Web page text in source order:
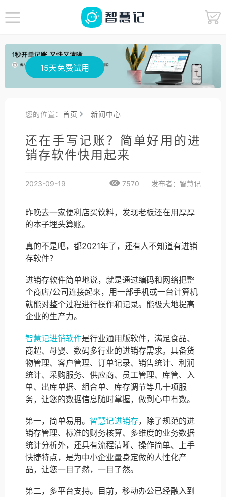
15天免费试用
您的位置：首页 新闻中心
还在手写记账？简单好用的进
销存软件快用起来
2023-09-19 7570 发布者：智慧记
昨晚去一家便利店买饮料，发现老板还在用厚厚
的本子埋头算账。
真的不是吧，都2021年了，还有人不知道有进销
存软件？
进销存软件简单地说，就是通过编码和网络把整
个商店/公司连接起来，用一部手机或一台计算机
就能对整个过程进行操作和记录。能极大地提高
企业的生产力。
智慧记进销软件是行业通用版软件，满足食品、
商超、母婴、数码多行业的进销存需求。具备货
物管理、客户管理、订单记录、销售统计、利润
统计、采购服务、供应商、员工管理、库管、入
单、出库单据、组合单、库存调节等几十项服
务，让您的数据信息随时掌握，做到心中有数。
第一，简单易用。 智慧记进销存，除了规范的进
销存管理、标准的财务核算、多维度的业务数据
统计分析外，还具有流程清晰、操作简单、上手
快捷特点，是为中小企业量身定做的人性化产
品，让您一目了然，一目了然。
第二，多平台支持。目前，移动办公已经融入到